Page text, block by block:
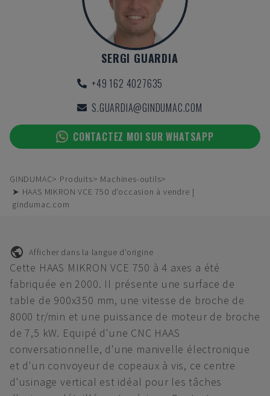
SERGI GUARDIA
+49 162 4027635
S.GUARDIA@GINDUMAC.COM
CONTACTEZ MOI SUR WHATSAPP
GINDUMAC Produits
Machines-outils
➤ HAAS MIKRON VCE 750 d'occasion à vendre |
gindumac.com
Afficher dans la langue d'origine
Cette HAAS MIKRON VCE 750 à 4 axes a été
fabriquée en 2000. Il présente une surface de
table de 900x350 mm, une vitesse de broche de
8000 tr/min et une puissance de moteur de broche
de 7,5 kW. Equipé d'une CNC HAAS
conversationnelle, d'une manivelle électronique
et d'un convoyeur de copeaux à vis, ce centre
d'usinage vertical est idéal pour les tâches